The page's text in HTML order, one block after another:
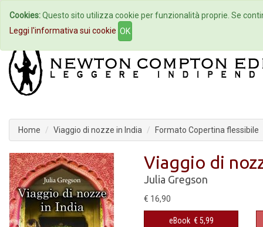
Home Autori Eventi
Home Viaggio di nozze in India Formato Copertina flessibile
Viaggio di
Julia Gregson
€ 16,90
eBook € 5,99
Cookies:Questo sito utilizza cookie per funzionalità proprie. Se
Leggi l'informativa sui cookie OK